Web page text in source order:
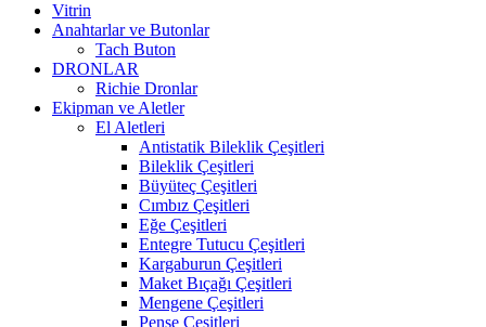
Vitrin
Anahtarlar ve Butonlar
Tach Buton
DRONLAR
Richie Dronlar
Ekipman ve Aletler
El Aletleri
Antistatik Bileklik Çeşitleri
Bileklik Çeşitleri
Büyüteç Çeşitleri
Cımbız Çeşitleri
Eğe Çeşitleri
Entegre Tutucu Çeşitleri
Kargaburun Çeşitleri
Maket Bıçağı Çeşitleri
Mengene Çeşitleri
Pense Çeşitleri